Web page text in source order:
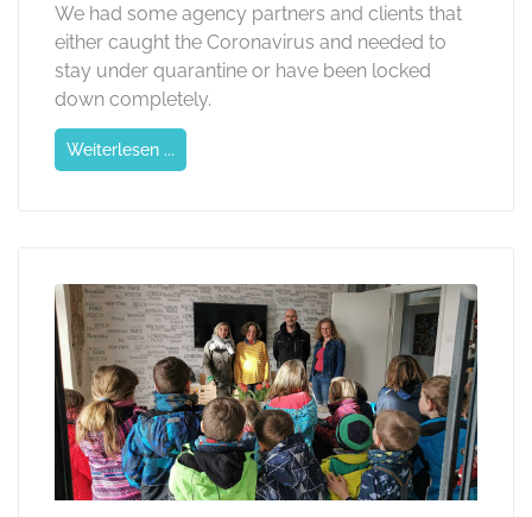
We had some agency partners and clients that
either caught the Coronavirus and needed to
stay under quarantine or have been locked
down completely.
Weiterlesen ...